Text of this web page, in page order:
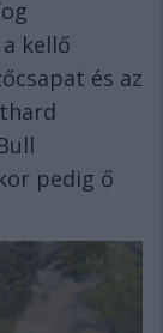
kellő
és az
pedig ő